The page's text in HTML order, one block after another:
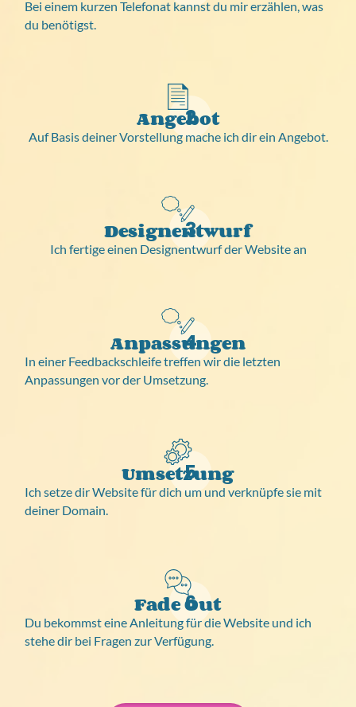
Bei einem kurzen Telefonat kannst du mir erzählen, was
du benötigst.
Angebot
Auf Basis deiner Vorstellung mache ich dir ein Angebot.
2
Designentwurf
Ich fertige einen Designentwurf der Website an
3
Anpassungen
In einer Feedbackschleife treffen wir die letzten
Anpassungen vor der Umsetzung.
4
Umsetzung
Ich setze dir Website für dich um und verknüpfe sie mit
deiner Domain.
5
Fade Out
Du bekommst eine Anleitung für die Website und ich
stehe dir bei Fragen zur Verfügung.
6